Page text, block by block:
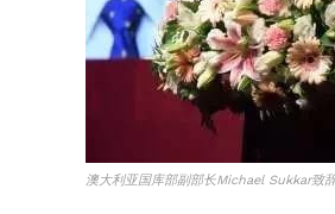
澳大利亚国库部副部长Michael Sukkar致